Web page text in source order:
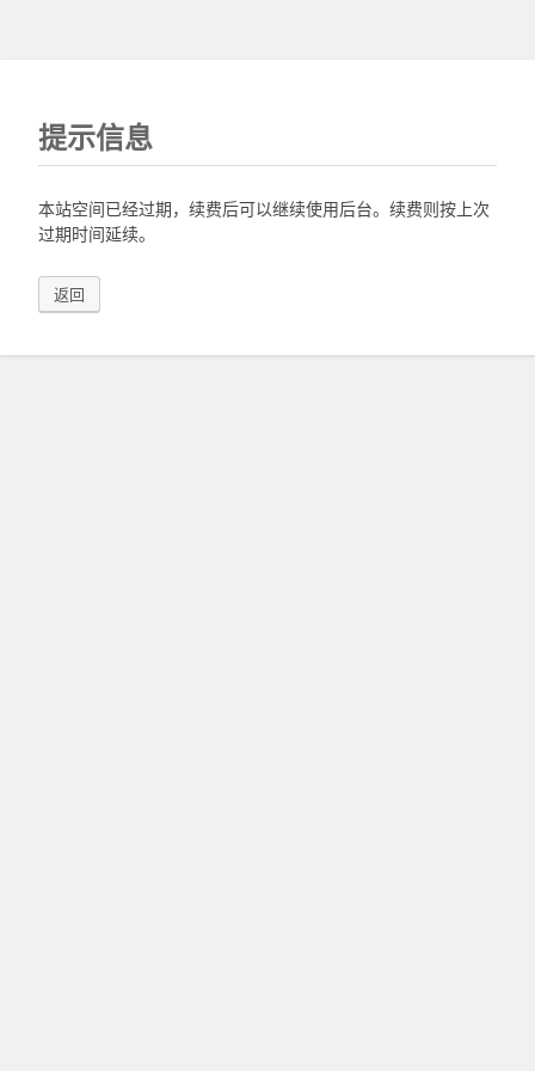
提示信息
本站空间已经过期，续费后可以继续使用后台。续费则按上次
过期时间延续。
返回